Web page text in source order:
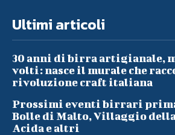
Ultimi articoli
30 anni di birra artigianale,
volti: nasce il murale che
rivoluzione craft italiana
Prossimi eventi birrari
Bolle di Malto, Villaggio
Acida e altri